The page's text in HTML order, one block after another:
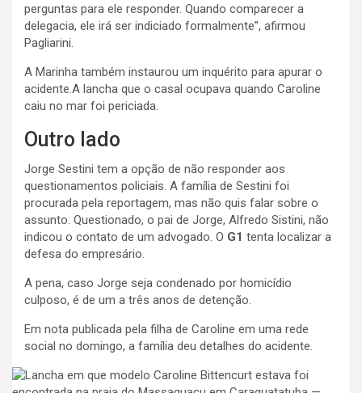
perguntas para ele responder. Quando comparecer a
delegacia, ele irá ser indiciado formalmente”, afirmou
Pagliarini.
A Marinha também instaurou um inquérito para apurar o
acidente.A lancha que o casal ocupava quando Caroline
caiu no mar foi periciada.
Outro lado
Jorge Sestini tem a opção de não responder aos
questionamentos policiais. A família de Sestini foi
procurada pela reportagem, mas não quis falar sobre o
assunto. Questionado, o pai de Jorge, Alfredo Sistini, não
indicou o contato de um advogado. O G1 tenta localizar a
defesa do empresário.
A pena, caso Jorge seja condenado por homicídio
culposo, é de um a três anos de detenção.
Em nota publicada pela filha de Caroline em uma rede
social no domingo, a família deu detalhes do acidente.